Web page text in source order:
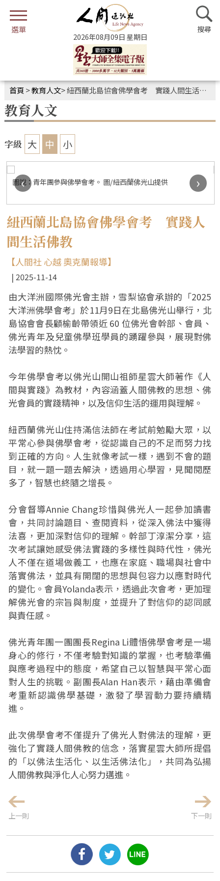
2026年08月09日 星期日
首頁 >教育人文>紐西蘭北島協會佛學會考 實踐人間生活佛教
教育人文
字級 大 中 小
圖說：青年團參與佛學會考。 圖/紐西蘭佛光山提供
‹ ›
紐西蘭北島協會佛學會考 實踐人
間生活佛教
【人間社 心越 奧克蘭報導】
2025-11-14
由大洋洲國際佛光會主辦，雪梨協會承辦的「2025
大洋洲佛學會考」於11月9日在北島佛光山舉行，北
島協會會長顧榆齡帶領近 60 位佛光會幹部、會員、
佛光青年及兒童佛學班學員的踴躍參與，展現對佛
法學習的熱忱。
今年佛學會考以佛光山開山祖師星雲大師著作《人
間與實踐》為教材，內容涵蓋人間佛教的思想、佛
光會員的實踐精神，以及信仰生活的運用與理解。
紐西蘭佛光山住持滿信法師在考試前勉勵大眾，以
平常心參與佛學會考，從認識自己的不足而努力找
到正確的方向。人生就像考試一樣，遇到不會的題
目，就一題一題去解決，透過用心學習，見聞閱歷
多了，智慧也終隨之增長。
分會督導Annie Chang珍惜與佛光人一起參加讀書
會，共同討論題目、查閱資料，從深入佛法中獲得
法喜，更加深對信仰的理解。幹部丁淳潔分享，這
次考試讓她感受佛法實踐的多樣性與時代性，佛光
人不僅在道場做義工，也應在家庭、職場與社會中
落實佛法，並具有開闊的思想與包容力以應對時代
的變化。會員Yolanda表示，透過此次會考，更加理
解佛光會的宗旨與制度，並提升了對信仰的認同感
與責任感。
佛光青年團一團團長Regina Li體悟佛學會考是一場
身心的修行，不僅考驗對知識的掌握，也考驗準備
與應考過程中的態度，希望自己以智慧與平常心面
對人生的挑戰。副團長Alan Han表示，藉由準備會
考重新認識佛學基礎，激發了學習動力要持續精
進。
此次佛學會考不僅提升了佛光人對佛法的理解，更
強化了實踐人間佛教的信念，落實星雲大師所提倡
的「以佛法生活化、以生活佛法化」，共同為弘揚
人間佛教與淨化人心努力邁進。
上一則 下一則